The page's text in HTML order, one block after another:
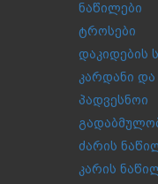
ნაწილები
ტროსები
დაკიდების
კარდანი და
პადვესნოი
ძარის
კარის